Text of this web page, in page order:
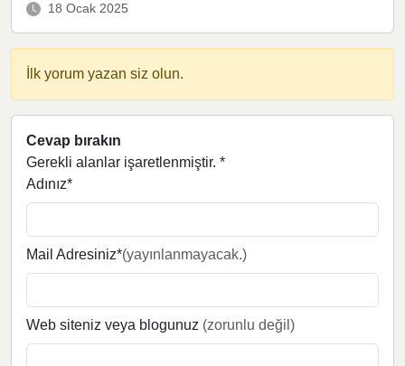
18 Ocak 2025
İlk yorum yazan siz olun.
Cevap bırakın
Gerekli alanlar işaretlenmiştir. *
Adınız*
Mail Adresiniz*(yayınlanmayacak.)
Web siteniz veya blogunuz (zorunlu değil)